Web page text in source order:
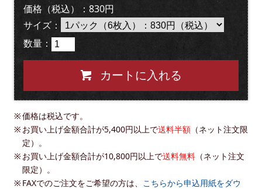
価格（税込）：830円
サイズ ：
数量：
カートに入れる
価格は税込です。
お買い上げ金額合計が5,400円以上で送料半額 （ネット注文限
定）。
お買い上げ金額合計が10,800円以上で送料無料 （ネット注文
限定）。
FAXでのご注文をご希望の方は、 こちらから申込用紙をダウ